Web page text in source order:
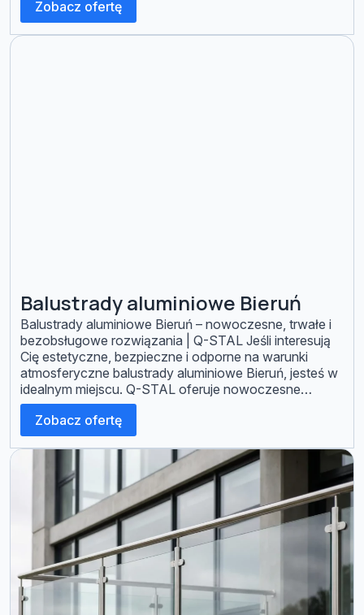
aluminium oraz szkła hartowanego, dzięki czemu są
bezpieczne, estetyczne i w pełni dopasowane do
różnego typu budynków w Bieruniu: […]
Zobacz ofertę
Balustrady aluminiowe Bieruń
Balustrady aluminiowe Bieruń – nowoczesne, trwałe i
bezobsługowe rozwiązania | Q-STAL Jeśli interesują
Cię estetyczne, bezpieczne i odporne na warunki
atmosferyczne balustrady aluminiowe Bieruń, jesteś w
idealnym miejscu. Q-STAL oferuje nowoczesne
systemy balustrad wykonanych z aluminium, które
doskonale sprawdzają się na balkonach, tarasach oraz
przy schodach zarówno w domach prywatnych, jak i
obiektach firmowych. Balustrady […]
Zobacz ofertę